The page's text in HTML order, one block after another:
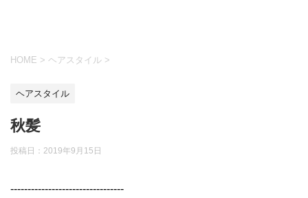
HOME > ヘアスタイル >
ヘアスタイル
秋髪
投稿日： 2019年9月15日
---------------------------------